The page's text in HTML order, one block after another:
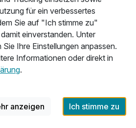
direkt
für ein verbessertes
Sie auf "Ich stimme zu"
einverstanden. Unter
Ihre Einstellungen anpassen.
Informationen oder direkt in
.
anzeigen Ich stimme zu